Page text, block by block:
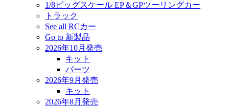
1/8ビッグスケール EP＆GPツーリングカー
トラック
See all RCカー
Go to 新製品
2026年10月発売
キット
パーツ
2026年9月発売
キット
2026年8月発売